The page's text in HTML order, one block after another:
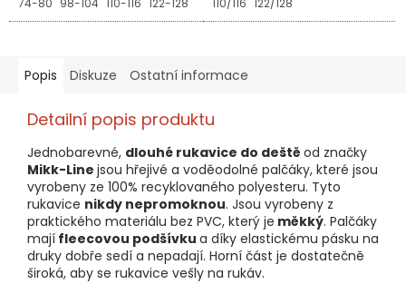
74-80 98-104 110-116 122-128 110/116 122/128
Popis Diskuze Ostatní informace
Detailní popis produktu
Jednobarevné, dlouhé rukavice do deště od značky
Mikk-Line jsou hřejivé a voděodolné palčáky, které jsou
vyrobeny ze 100% recyklovaného polyesteru. Tyto
rukavice nikdy nepromoknou. Jsou vyrobeny z
praktického materiálu bez PVC, který je měkký. Palčáky
mají fleecovou podšívku a díky elastickému pásku na
druky dobře sedí a nepadají. Horní část je dostatečně
široká, aby se rukavice vešly na rukáv.